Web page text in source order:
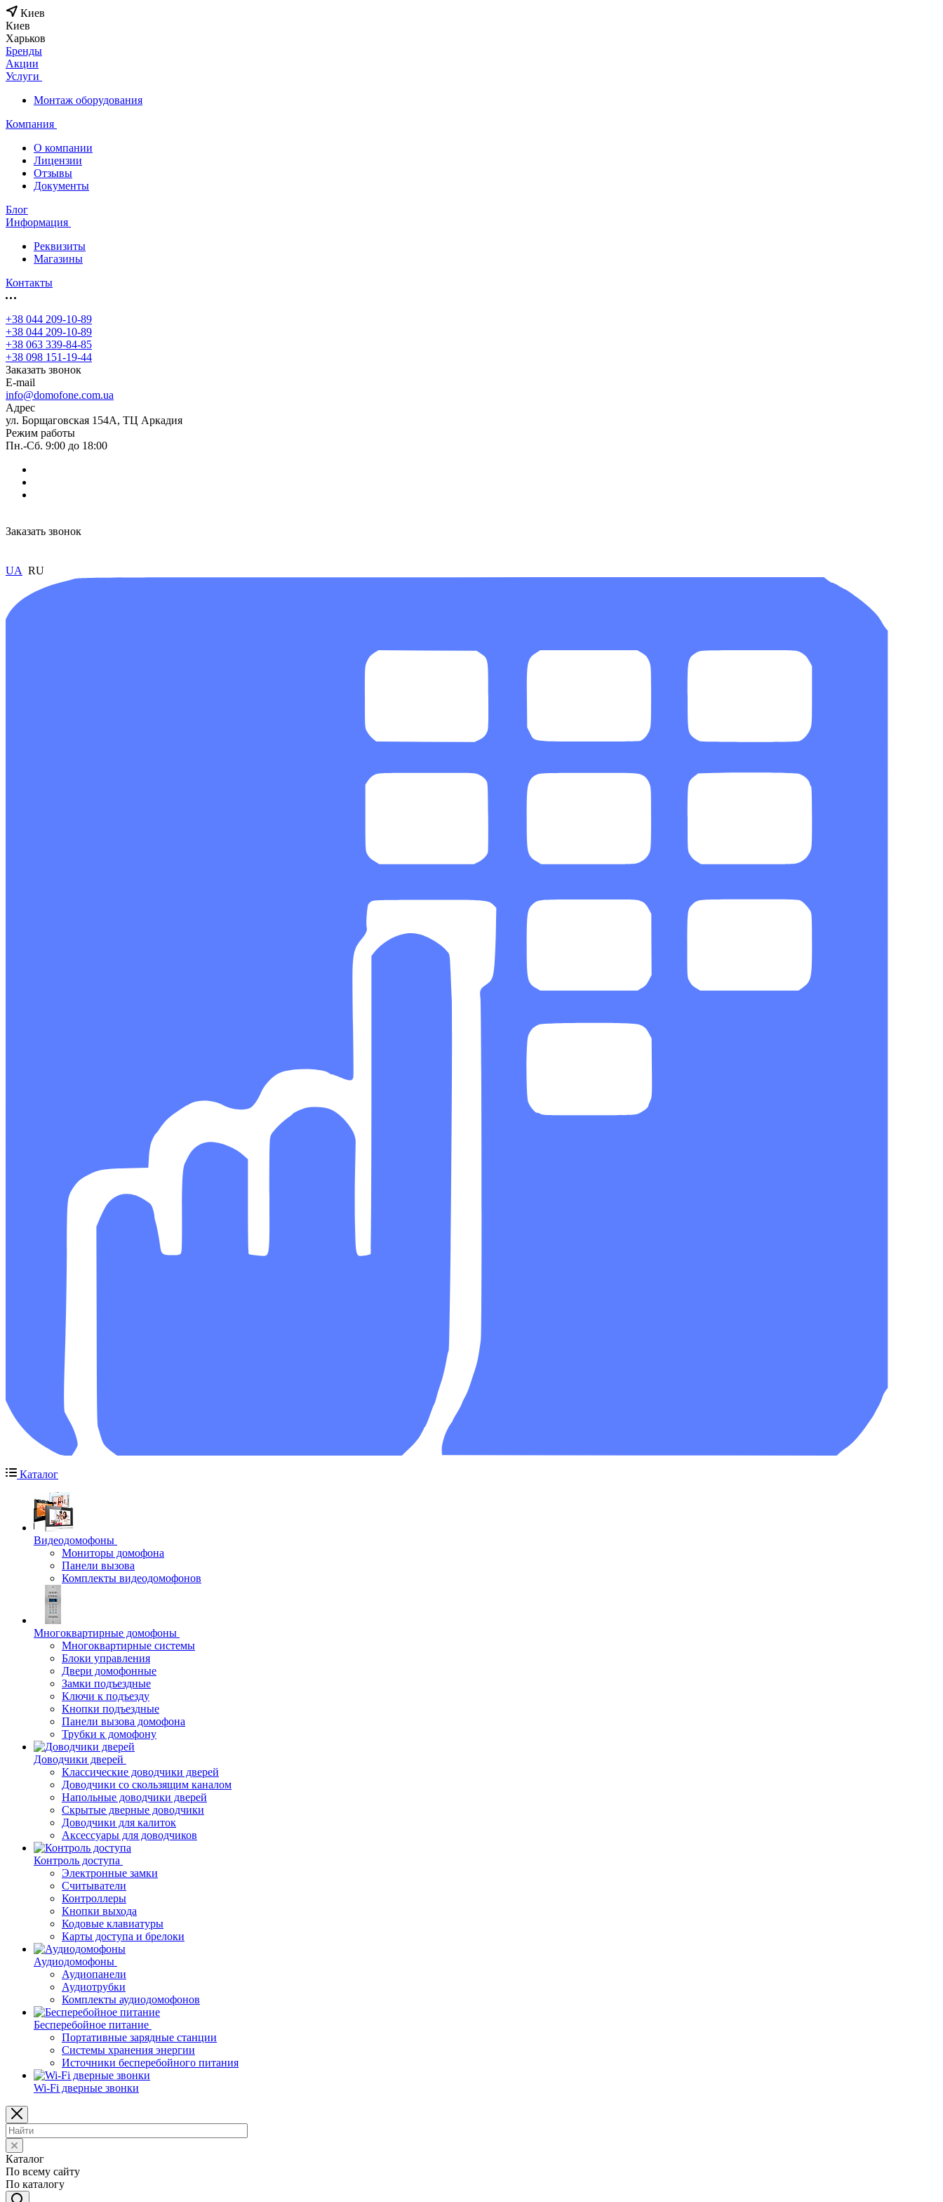
Киев
Киев
Харьков
Бренды
Акции
Услуги
Монтаж оборудования
Компания
О компании
Лицензии
Отзывы
Документы
Блог
Информация
Реквизиты
Магазины
Контакты
+38 044 209-10-89
+38 044 209-10-89
+38 063 339-84-85
+38 098 151-19-44
Заказать звонок
E-mail
info@domofone.com.ua
Адрес
ул. Борщаговская 154А, ТЦ Аркадия
Режим работы
Пн.-Сб. 9:00 до 18:00
Заказать звонок
UA RU
Каталог
Видеодомофоны
Мониторы домофона
Панели вызова
Комплекты видеодомофонов
Многоквартирные домофоны
Многоквартирные системы
Блоки управления
Двери домофонные
Замки подъездные
Ключи к подъезду
Кнопки подъездные
Панели вызова домофона
Трубки к домофону
Доводчики дверей
Классические доводчики дверей
Доводчики со скользящим каналом
Напольные доводчики дверей
Скрытые дверные доводчики
Доводчики для калиток
Аксессуары для доводчиков
Контроль доступа
Электронные замки
Считыватели
Контроллеры
Кнопки выхода
Кодовые клавиатуры
Карты доступа и брелоки
Аудиодомофоны
Аудиопанели
Аудиотрубки
Комплекты аудиодомофонов
Бесперебойное питание
Портативные зарядные станции
Системы хранения энергии
Источники бесперебойного питания
Wi-Fi дверные звонки
Каталог
По всему сайту
По каталогу